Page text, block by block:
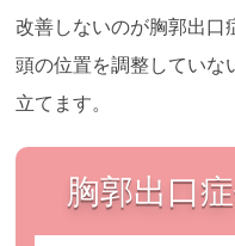
改善しないのが胸郭出口
頭の位置を調整していな
立てます。
胸郭出口